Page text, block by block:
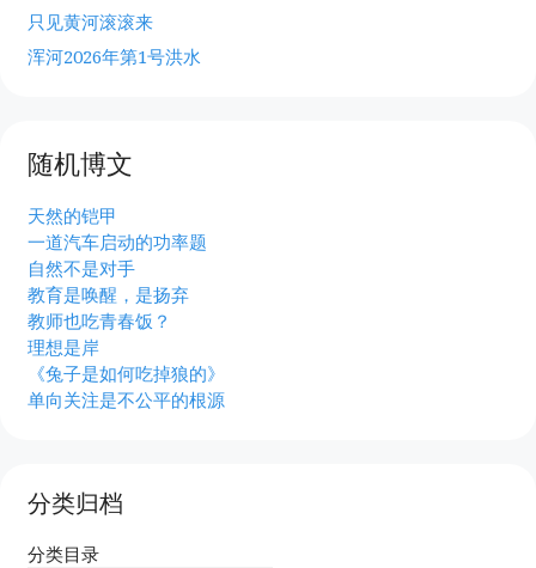
只见黄河滚滚来
浑河2026年第1号洪水
随机博文
天然的铠甲
一道汽车启动的功率题
自然不是对手
教育是唤醒，是扬弃
教师也吃青春饭？
理想是岸
《兔子是如何吃掉狼的》
单向关注是不公平的根源
分类归档
分类目录